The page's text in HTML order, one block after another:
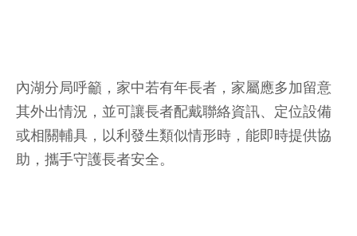
內湖分局呼籲，家中若有年長者，家屬應多加留意
其外出情況，並可讓長者配戴聯絡資訊、定位設備
或相關輔具，以利發生類似情形時，能即時提供協
助，攜手守護長者安全。